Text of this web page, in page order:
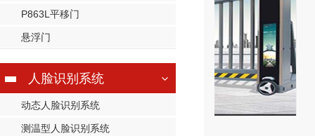
P863L平移门
悬浮门
人脸识别系统
动态人脸识别系统
测温型人脸识别系统
智能大门，它以其开启方便、造型美观、安装
体*长可以做到30米，高度为可为1.3米〜2米
铝...
看详情